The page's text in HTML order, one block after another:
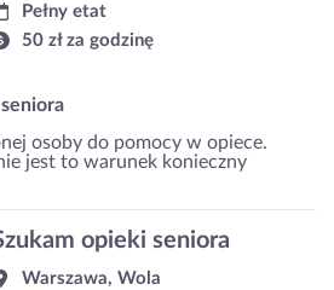
Pełny etat
50 zł za godzinę
osoby do pomocy w opiece.
jest to warunek konieczny
opieki seniora
Warszawa, Wola